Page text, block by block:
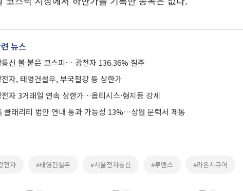
뉴스
통신 불 붙은 코스피… 광전자 136.36% 질주
전자, 태영건설우, 부국철강 등 상한가
전자 3거래일 연속 상한가…옵티시스·형지등 강세
클래리티 법안 연내 통과 가능성 13%…상원 문턱서 제동
전자 #태영건설우 #서울전자통신 #루멘스 #라온시큐어